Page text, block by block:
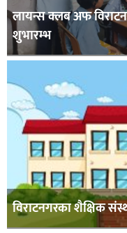
लायन्स क्लब अफ
शुभारम्भ
विराटनगरका शैक्षिक